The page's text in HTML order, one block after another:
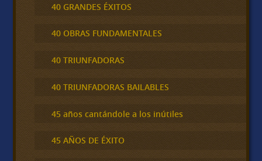
40 GRANDES ÉXITOS
40 OBRAS FUNDAMENTALES
40 TRIUNFADORAS
40 TRIUNFADORAS BAILABLES
45 años cantándole a los inútiles
45 AÑOS DE ÉXITO